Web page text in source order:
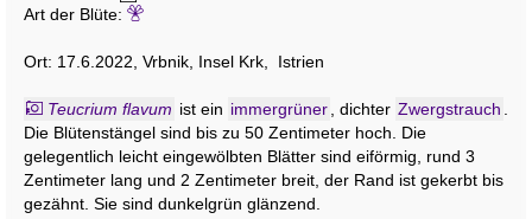
Art der Blüte:
Ort: 17.6.2022, Vrbnik, Insel Krk, Istrien
Teucrium flavum ist ein immergrüner, dichter Zwergstrauch .
Die Blütenstängel sind bis zu 50 Zentimeter hoch. Die
gelegentlich leicht eingewölbten Blätter sind eiförmig, rund 3
Zentimeter lang und 2 Zentimeter breit, der Rand ist gekerbt bis
gezähnt. Sie sind dunkelgrün glänzend.